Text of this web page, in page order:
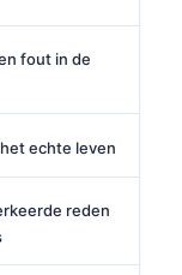
fout in de
echte leven
reden